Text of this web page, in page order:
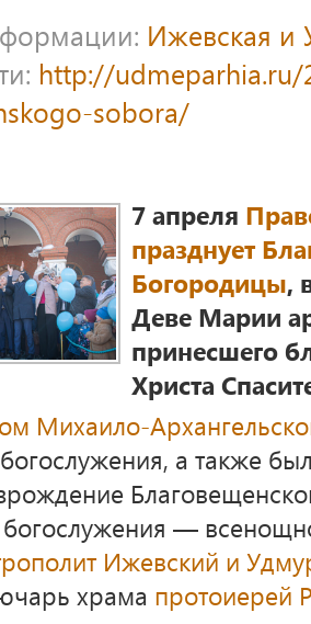
Ижевская и
http://
sobora/
7 апреля
празднует
Богородицы,
Деве Марии
принесшего
Христа
Михаило-
а также
—
Ижевский и
храма протоиерей